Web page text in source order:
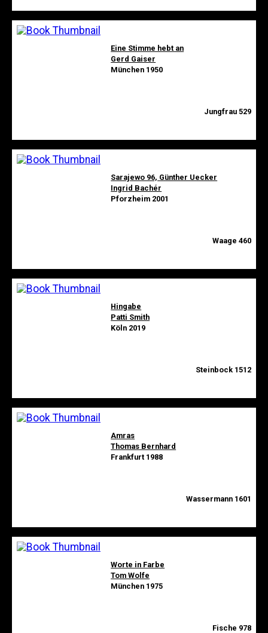
Eine Stimme hebt an
Gerd Gaiser
München 1950
Jungfrau 529
Sarajewo 96, Günther Uecker
Ingrid Bachér
Pforzheim 2001
Waage 460
Hingabe
Patti Smith
Köln 2019
Steinbock 1512
Amras
Thomas Bernhard
Frankfurt 1988
Wassermann 1601
Worte in Farbe
Tom Wolfe
München 1975
Fische 978